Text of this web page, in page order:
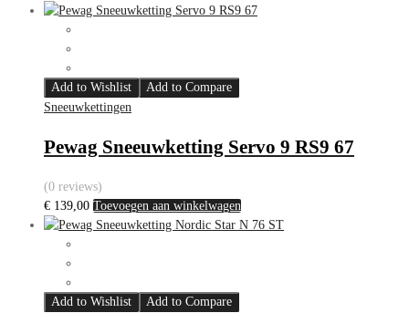
Add to Wishlist
Add to Compare
Sneeuwkettingen
Pewag Sneeuwketting Servo 9 RS9 67
(0 reviews)
€ 139,00 Toevoegen aan winkelwagen
Add to Wishlist
Add to Compare